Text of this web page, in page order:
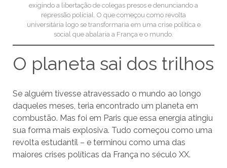
exigindo a libertação de colegas presos e denunciando a
repressão policial. O que começou como revolta
universitária logo se transformaria em uma crise política e
social que abalaria a França e o mundo.
O planeta sai dos trilhos
Se alguém tivesse atravessado o mundo ao longo
daqueles meses, teria encontrado um planeta em
combustão. Mas foi em Paris que essa energia atingiu
sua forma mais explosiva. Tudo começou como uma
revolta estudantil – e terminou como uma das
maiores crises políticas da França no século XX.